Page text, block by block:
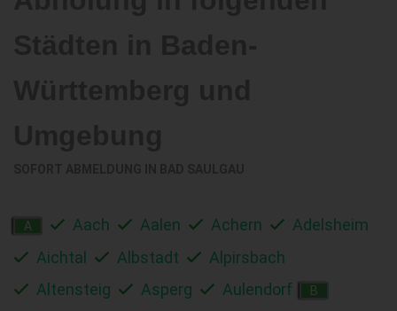
A Aach Aalen Achern
Adelsheim
Aichtal
Albstadt
Alpirsbach
Altensteig
Asperg Aulendorf B